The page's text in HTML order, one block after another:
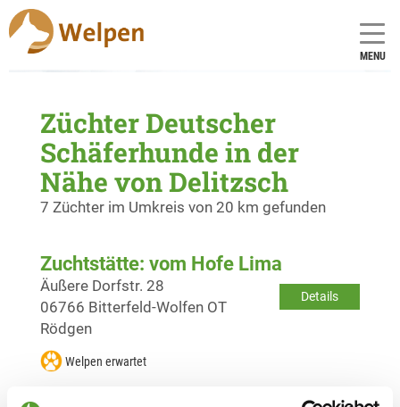
MENU
Züchter Deutscher
Schäferhunde in der
Nähe von Delitzsch
7 Züchter im Umkreis von 20 km gefunden
Zuchtstätte: vom Hofe Lima
Details
Äußere Dorfstr. 28
06766 Bitterfeld-Wolfen OT
Rödgen
Welpen erwartet